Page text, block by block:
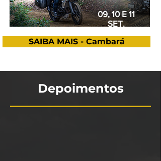
09, 10 E 11
SET.
SAIBA MAIS - Cambará
Depoimentos